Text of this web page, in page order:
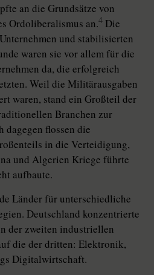
an die Grundsätze von
Ordoliberalismus an.4 Die
und stabilisierten
waren sie vor allem für die
da, die erfolgreich
Weil die Militärausgaben
waren, stand ein Großteil der
Branchen zur
flossen die
in die Verteidigung,
und Algerien Kriege führte
aufbaute.
Länder für unterschiedliche
Deutschland konzentrierte
der zweiten industriellen
die der dritten: Elektronik,
Digitalwirtschaft.